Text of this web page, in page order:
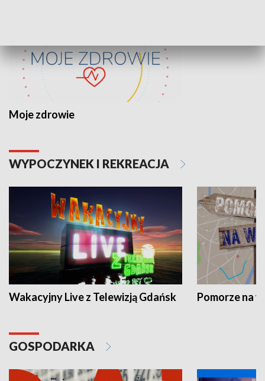
Moje zdrowie
WYPOCZYNEK I REKREACJA
Wakacyjny Live z Telewizją Gdańsk Pomorze na
GOSPODARKA